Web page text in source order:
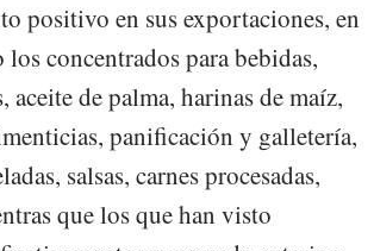
positivo en sus exportaciones, en
concentrados para bebidas,
aceite de palma, harinas de maíz,
panificación y galletería,
salsas, carnes procesadas,
que los que han visto